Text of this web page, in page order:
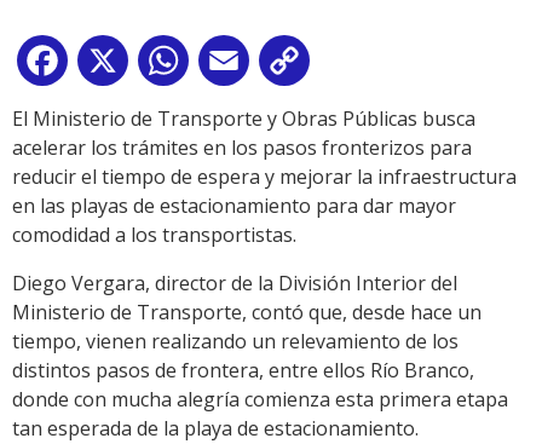
Facebook
X WhatsApp
Email
Link
El Ministerio de Transporte y Obras Públicas busca
acelerar los trámites en los pasos fronterizos para
reducir el tiempo de espera y mejorar la infraestructura
en las playas de estacionamiento para dar mayor
comodidad a los transportistas.
Diego Vergara, director de la División Interior del
Ministerio de Transporte, contó que, desde hace un
tiempo, vienen realizando un relevamiento de los
distintos pasos de frontera, entre ellos Río Branco,
donde con mucha alegría comienza esta primera etapa
tan esperada de la playa de estacionamiento.